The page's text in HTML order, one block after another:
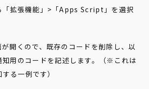
「拡張機能」>「Apps Script」を選択
開くので、既存のコードを削除し、以
知用のコードを記述します。（※これは
る一例です）